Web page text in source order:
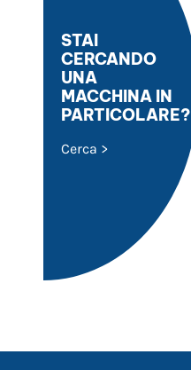
STAI
CERCANDO
UNA
MACCHINA IN
PARTICOLARE?
Cerca >